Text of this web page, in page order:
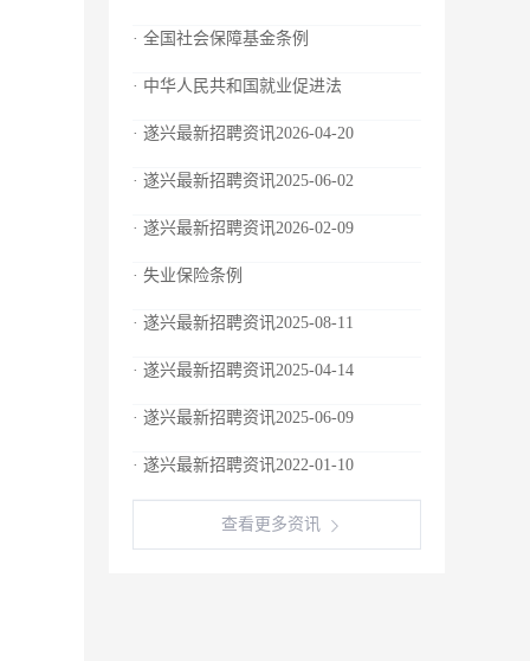
· 全国社会保障基金条例
· 中华人民共和国就业促进法
· 遂兴最新招聘资讯2026-04-20
· 遂兴最新招聘资讯2025-06-02
· 遂兴最新招聘资讯2026-02-09
· 失业保险条例
· 遂兴最新招聘资讯2025-08-11
· 遂兴最新招聘资讯2025-04-14
· 遂兴最新招聘资讯2025-06-09
· 遂兴最新招聘资讯2022-01-10
查看更多资讯